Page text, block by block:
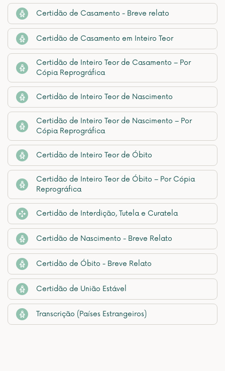
Certidão de Casamento - Breve relato
Certidão de Casamento em Inteiro Teor
Certidão de Inteiro Teor de Casamento – Por
Cópia Reprográfica
Certidão de Inteiro Teor de Nascimento
Certidão de Inteiro Teor de Nascimento – Por
Cópia Reprográfica
Certidão de Inteiro Teor de Óbito
Certidão de Inteiro Teor de Óbito – Por Cópia
Reprográfica
Certidão de Interdição, Tutela e Curatela
Certidão de Nascimento - Breve Relato
Certidão de Óbito - Breve Relato
Certidão de União Estável
Transcrição (Países Estrangeiros)